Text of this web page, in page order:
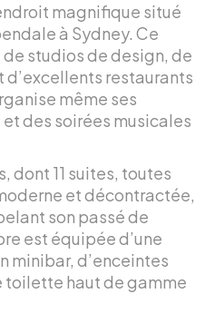
magnifique situé
à Sydney. Ce
studios de design, de
d’excellents restaurants
même ses
des soirées musicales
dont 11 suites, toutes
et décontractée,
son passé de
est équipée d’une
minibar, d’enceintes
toilette haut de gamme